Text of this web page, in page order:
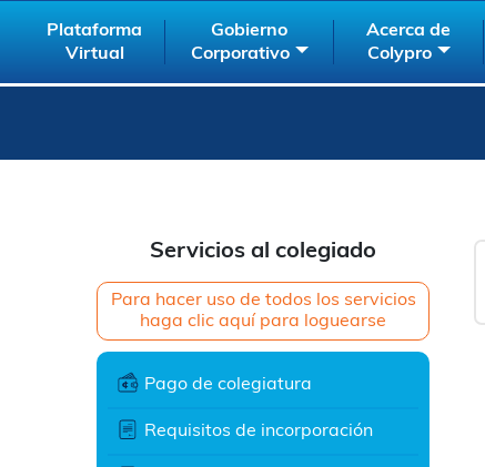
Plataforma
Virtual
Gobierno
Corporativo
Acerca de
Colypro
Servicios al colegiado
Para hacer uso de todos los servicios
haga clic aquí para loguearse
Pago de colegiatura
Requisitos de incorporación